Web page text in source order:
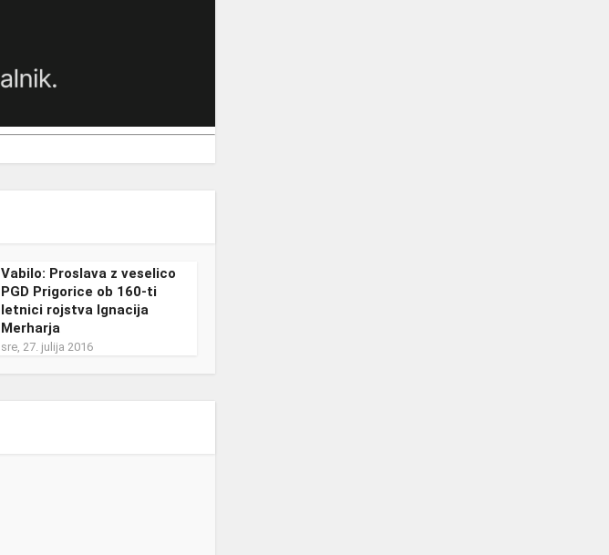
Vabilo: Proslava z veselico
PGD Prigorice ob 160-ti
letnici rojstva Ignacija
Merharja
sre, 27. julija 2016